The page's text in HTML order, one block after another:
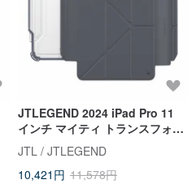
JTLEGEND 2024 iPad Pro 11
インチ マイティ トランスフォー
マー 取り外し可能なミリタリー
スペック保護ケース
JTL / JTLEGEND
10,421円 11,578円